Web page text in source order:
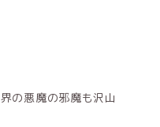
の悪魔の邪魔も沢山